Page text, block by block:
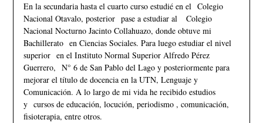
En la secundaria hasta el cuarto curso estudié en el Colegio
Nacional Otavalo, posterior pase a estudiar al Colegio
Nacional Nocturno Jacinto Collahuazo, donde obtuve mi
Bachillerato en Ciencias Sociales. Para luego estudiar el nivel
superior en el Instituto Normal Superior Alfredo Pérez
Guerrero, N° 6 de San Pablo del Lago y posteriormente para
mejorar el título de docencia en la UTN, Lenguaje y
Comunicación. A lo largo de mi vida he recibido estudios
y cursos de educación, locución, periodismo , comunicación,
fisioterapia, entre otros.